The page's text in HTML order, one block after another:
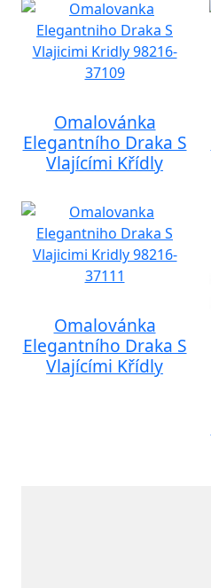
Omalovánka
Elegantního Draka S
Vlajícími Křídly
Omalovánka
Elegantního Draka S
Vlajícími Křídly